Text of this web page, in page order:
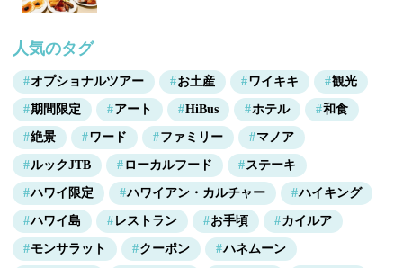
人気のタグ
オプショナルツアー お土産 ワイキキ 観光
期間限定 アート HiBus ホテル 和食
絶景 ワード ファミリー マノア
ルックJTB ローカルフード ステーキ
ハワイ限定 ハワイアン・カルチャー ハイキング
ハワイ島 レストラン お手頃 カイルア
モンサラット クーポン ハネムーン